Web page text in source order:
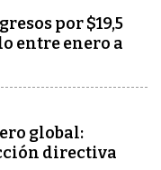
por $19,5
entre enero a
global:
directiva